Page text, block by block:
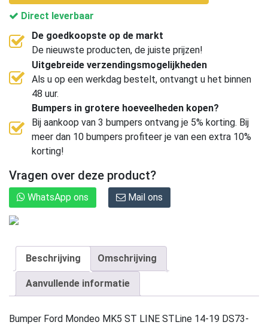
Direct leverbaar
De goedkoopste op de markt
De nieuwste producten, de juiste prijzen!
Uitgebreide verzendingsmogelijkheden
Als u op een werkdag bestelt, ontvangt u het binnen
48 uur.
Bumpers in grotere hoeveelheden kopen?
Bij aankoop van 3 bumpers ontvang je 5% korting. Bij
meer dan 10 bumpers profiteer je van een extra 10%
korting!
Vragen over deze product?
WhatsApp ons Mail ons
Beschrijving Omschrijving
Aanvullende informatie
Bumper Ford Mondeo MK5 ST LINE STLine 14-19 DS73-